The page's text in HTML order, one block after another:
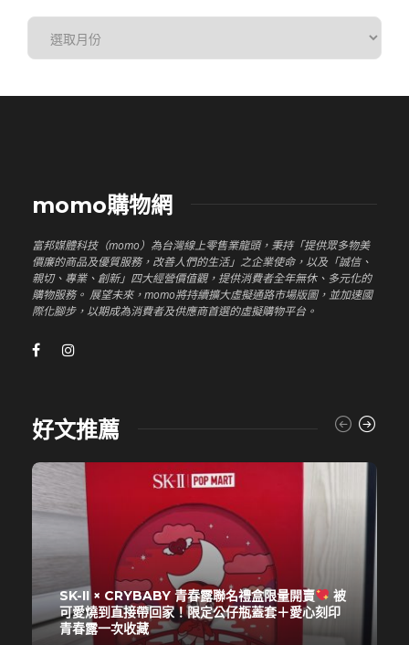
momo購物網
富邦媒體科技（momo）為台灣線上零售業龍頭，秉持「提供眾多物美
價廉的商品及優質服務，改善人們的生活」之企業使命，以及「誠信、
親切、專業、創新」四大經營價值觀，提供消費者全年無休、多元化的
購物服務。 展望未來，momo將持續擴大虛擬通路市場版圖，並加速國
際化腳步，以期成為消費者及供應商首選的虛擬購物平台。
好文推薦
SK-II × CRYBABY 青春露聯名禮盒限量開賣
被
可愛燒到直接帶回家！限定公仔瓶蓋套＋愛心刻印
青春露一次收藏